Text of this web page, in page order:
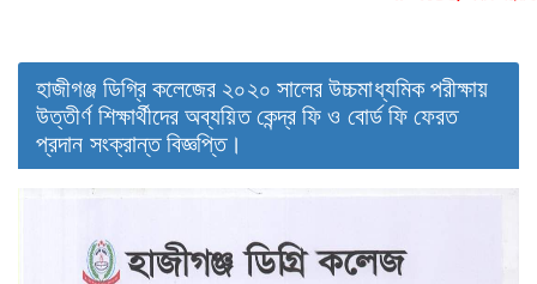
হাজীগঞ্জ ডিগ্রি কলেজের ২০২০ সালের উচ্চমাধ্যমিক পরীক্ষায়
উত্তীর্ণ শিক্ষার্থীদের অব্যয়িত কেন্দ্র ফি ও বোর্ড ফি ফেরত
প্রদান সংক্রান্ত বিজ্ঞপ্তি।